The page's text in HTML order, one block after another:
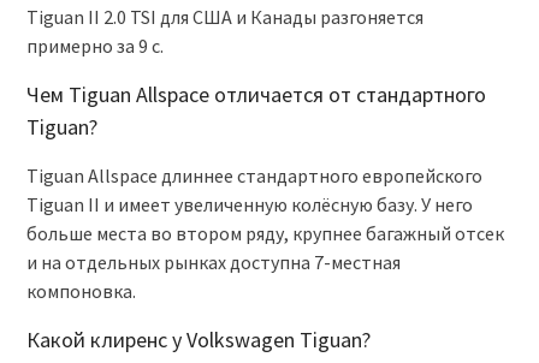
Tiguan II 2.0 TSI для США и Канады разгоняется
примерно за 9 с.
Чем Tiguan Allspace отличается от стандартного
Tiguan?
Tiguan Allspace длиннее стандартного европейского
Tiguan II и имеет увеличенную колёсную базу. У него
больше места во втором ряду, крупнее багажный отсек
и на отдельных рынках доступна 7-местная
компоновка.
Какой клиренс у Volkswagen Tiguan?